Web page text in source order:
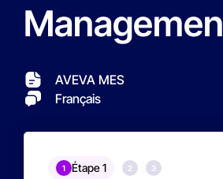
AVEVA MES
Français
1 Étape 1 2 3